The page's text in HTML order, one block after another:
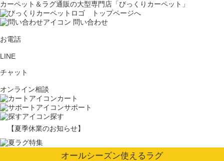
カーペット＆ラグ通販の大型専門店「びっくりカーペット」
問い合わせ
お電話
LINE
チャット
オンライン相談
カート
サポート
探す
【夏季休業のお知らせ】
オールシーズン使えるラグ